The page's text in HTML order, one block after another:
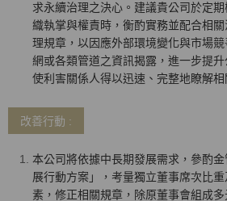
求永續治理之決心。建議貴公司於定
織執掌與權責時，衡酌實務並配合相
理規章，以因應外部環境變化與市場
網或各類管道之資訊揭露，進一步提升
使利害關係人得以迅速、完整地瞭解相
改善行動 :
本公司將依據中長期發展需求，參酌
展行動方案」，考量獨立董事席次比
素，修正相關規章，除原董事會組成